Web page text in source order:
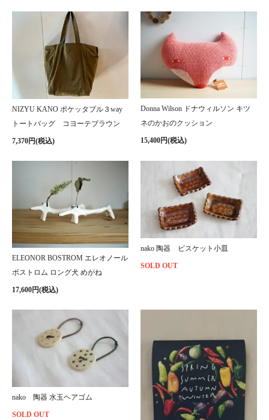
NIZYU KANO ポケッタブル３way
トートバッグ コヨーテブラウン
7,370円(税込)
Donna Wilson ドナウィルソン キツ
ネのかおのクッション
15,400円(税込)
ELEONOR BOSTROM エレオノール
ボストロム ロング犬 めがね
17,600円(税込)
nako 陶器 ビスケット小皿
SOLD OUT
nako 陶器 水玉ヘアゴム
SOLD OUT